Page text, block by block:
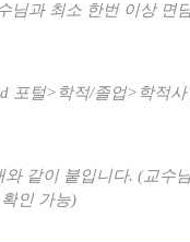
님과 최소 한번 이상 면
포털> 학적/졸업> 학적
같이 붙입니다. (교수
인 가능)